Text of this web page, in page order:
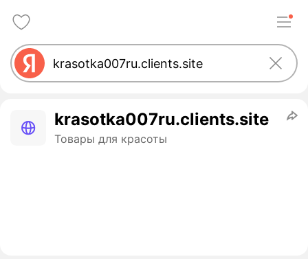
krasotka007ru.clients.site
Товары для красоты